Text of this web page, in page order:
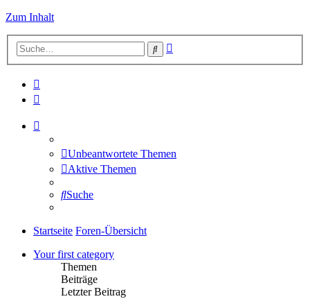
Zum Inhalt
Suche
Unbeantwortete Themen
Aktive Themen
Suche
Startseite Foren-Übersicht
Your first category
Themen
Beiträge
Letzter Beitrag